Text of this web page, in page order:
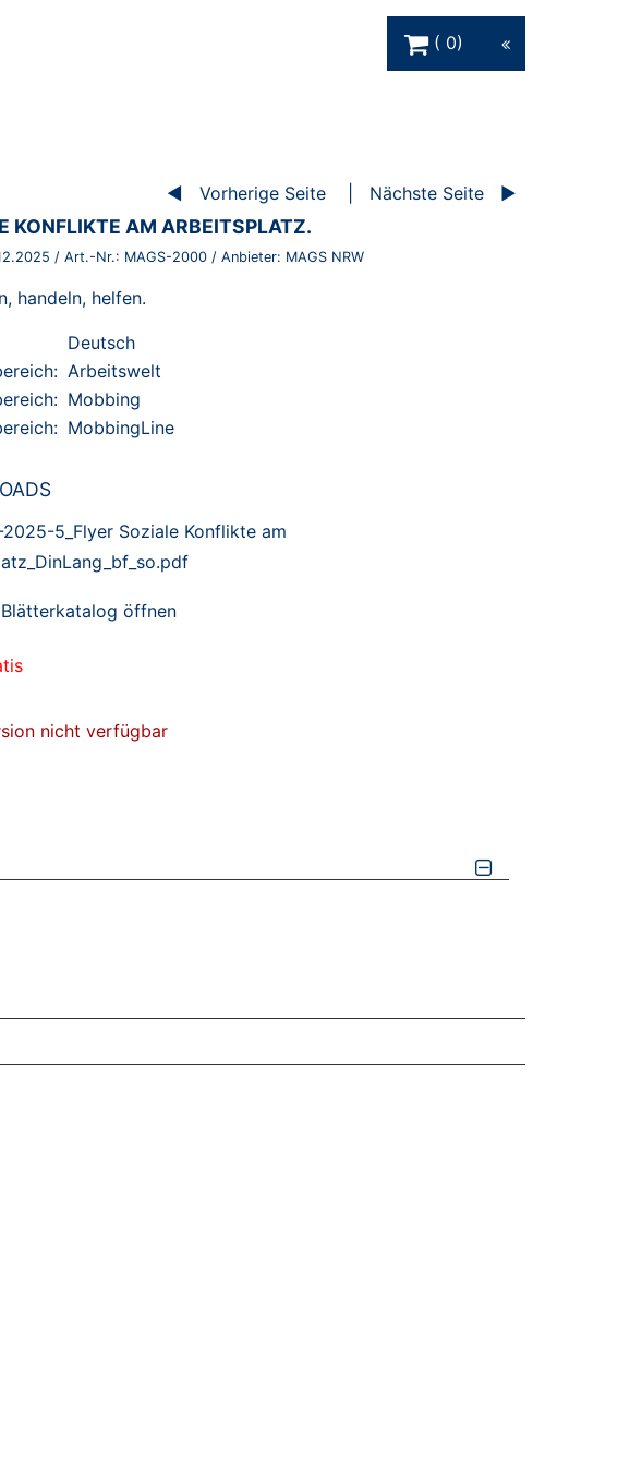
0
Vorherige Seite Nächste Seite
KONFLIKTE AM ARBEITSPLATZ.
/ Art.-Nr.: MAGS-2000 / Anbieter: MAGS NRW
handeln, helfen.
Deutsch
Arbeitswelt
Mobbing
MobbingLine
2025-5_Flyer Soziale Konflikte am
öffnen
nicht verfügbar